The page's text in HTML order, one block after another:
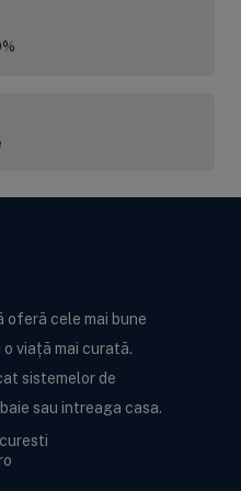
cele mai bune
viață mai curată.
sistemelor de
sau intreaga casa.